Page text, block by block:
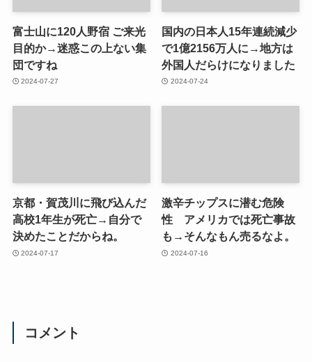
富士山に120人野宿 ご来光
目的か→迷惑この上ない集
団ですね
2024-07-27
国内の日本人15年連続減少
で1億2156万人に→地方は
外国人だらけになりました
2024-07-24
京都・賀茂川に飛び込んだ
高校1年生が死亡→自分で
決めたことだからね。
2024-07-17
激辛チップスに潜む危険
性 アメリカでは死亡事故
も→そんなもん売るなよ。
2024-07-16
コメント